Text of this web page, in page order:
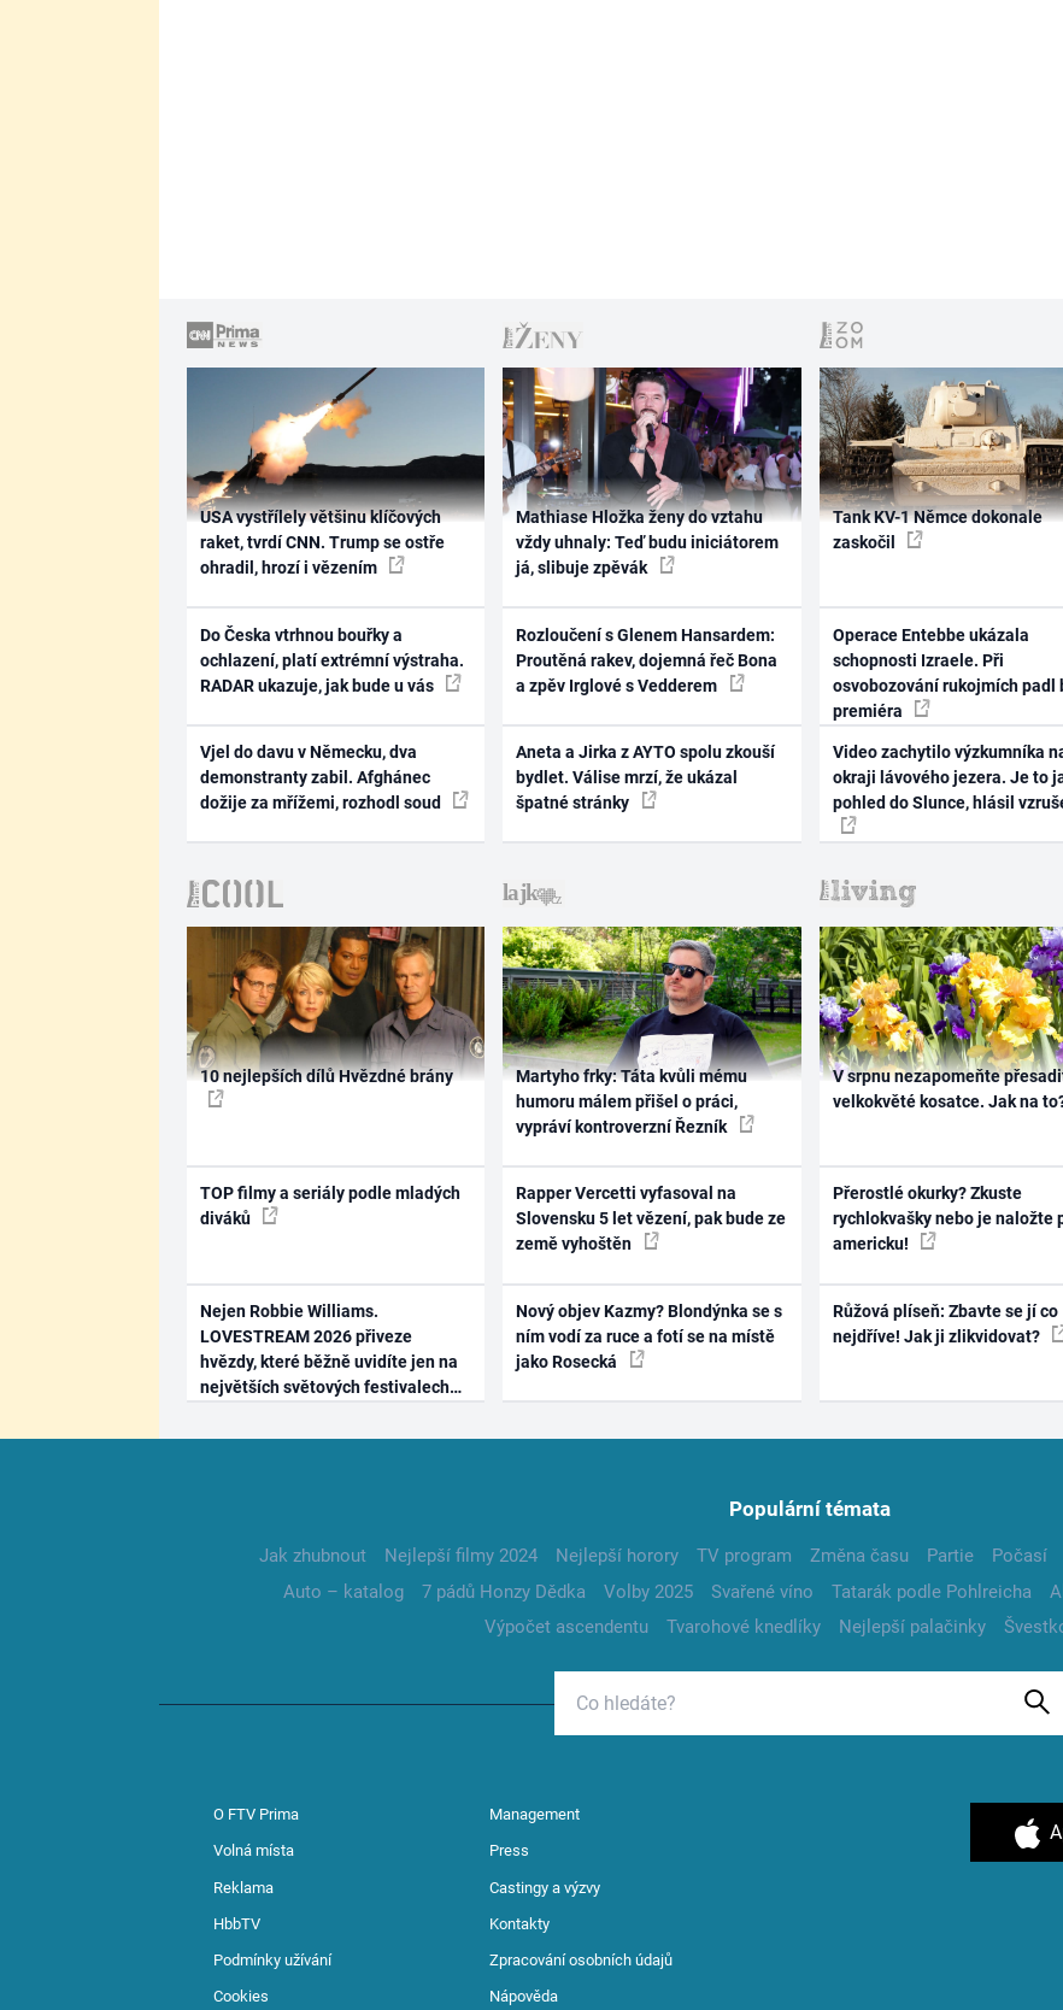
USA vystřílely většinu klíčových
raket, tvrdí CNN. Trump se ostře
ohradil, hrozí i vězením
Do Česka vtrhnou bouřky a
ochlazení, platí extrémní výstraha.
RADAR ukazuje, jak bude u vás
Vjel do davu v Německu, dva
demonstranty zabil. Afghánec
dožije za mřížemi, rozhodl soud
Mathiase Hložka ženy do vztahu
vždy uhnaly: Teď budu iniciátorem
já, slibuje zpěvák
Rozloučení s Glenem Hansardem:
Proutěná rakev, dojemná řeč Bona
a zpěv Irglové s Vedderem
Aneta a Jirka z AYTO spolu zkouší
bydlet. Válise mrzí, že ukázal
špatné stránky
Tank KV-1 Němce dokonale
zaskočil
Operace Entebbe ukázala
schopnosti Izraele. Při
osvobozování rukojmích padl
premiéra
Video zachytilo výzkumníka
okraji lávového jezera. Je to
pohled do Slunce, hlásil
10 nejlepších dílů Hvězdné brány
TOP filmy a seriály podle mladých
diváků
Nejen Robbie Williams.
LOVESTREAM 2026 přiveze
hvězdy, které běžně uvidíte jen na
největších světových festivalech
Martyho frky: Táta kvůli mému
humoru málem přišel o práci,
vypráví kontroverzní Řezník
Rapper Vercetti vyfasoval na
Slovensku 5 let vězení, pak bude ze
země vyhoštěn
Nový objev Kazmy? Blondýnka se s
ním vodí za ruce a fotí se na místě
jako Rosecká
V srpnu nezapomeňte
velkokvěté kosatce. Jak na
Přerostlé okurky? Zkuste
rychlokvašky nebo je naložte
americku!
Růžová plíseň: Zbavte se jí co
nejdříve! Jak ji zlikvidovat?
Populární témata
Jak zhubnout Nejlepší filmy 2024 Nejlepší horory TV program Změna času Partie Počasí
Auto – katalog
7 pádů Honzy Dědka Volby 2025 Svařené víno Tatarák podle Pohlreicha
Výpočet ascendentu
Tvarohové knedlíky Nejlepší palačinky
O FTV Prima Management
Volná místa Press
Reklama Castingy a výzvy
HbbTV Kontakty
Podmínky užívání Zpracování osobních údajů
Cookies Nápověda